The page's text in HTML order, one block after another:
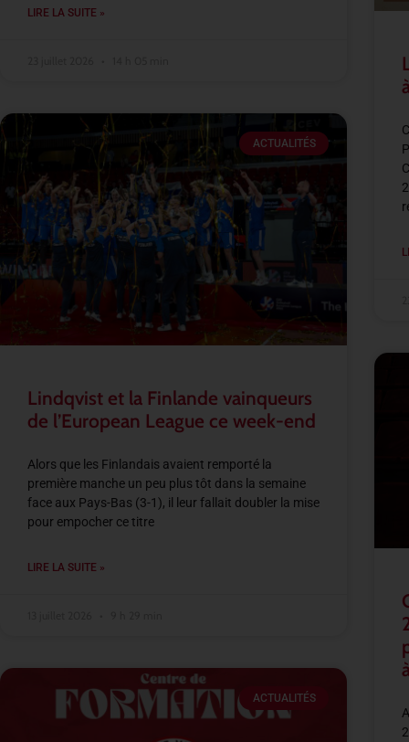
LIRE LA SUITE »
ACTUALITÉS
Lindqvist et la Finlande vainqueurs
de l’European League ce week-end
Alors que les Finlandais avaient remporté la
première manche un peu plus tôt dans la semaine
face aux Pays-Bas (3-1), il leur fallait doubler la mise
pour empocher ce titre
LIRE LA SUITE »
ACTUALITÉS